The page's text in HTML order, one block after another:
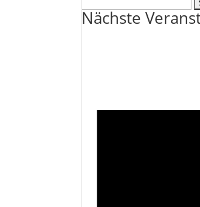
nach:
Nächste